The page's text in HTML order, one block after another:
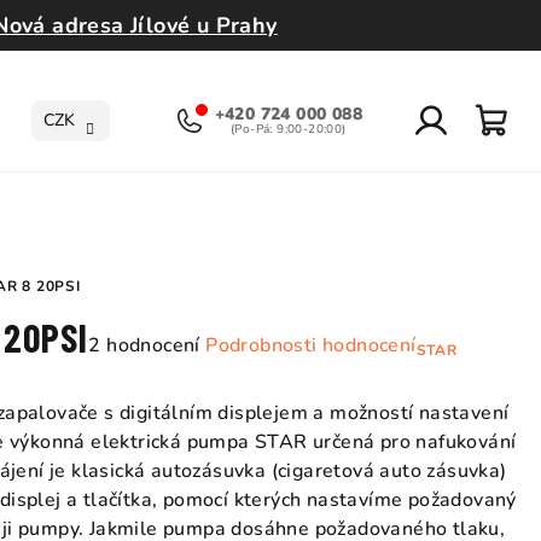
adresa Jílové u Prahy
CZK +420 724 000 088
8 20PSI
STAR
Průměrné
produktu
je
5,0
z
5
2 hodnocení Podrobnosti hodnocení
s digitálním displejem a možností nastavení
elektrická pumpa STAR určená pro nafukování
je klasická autozásuvka (cigaretová auto zásuvka)
a tlačítka, pomocí kterých nastavíme požadovaný
Jakmile pumpa dosáhne požadovaného tlaku,